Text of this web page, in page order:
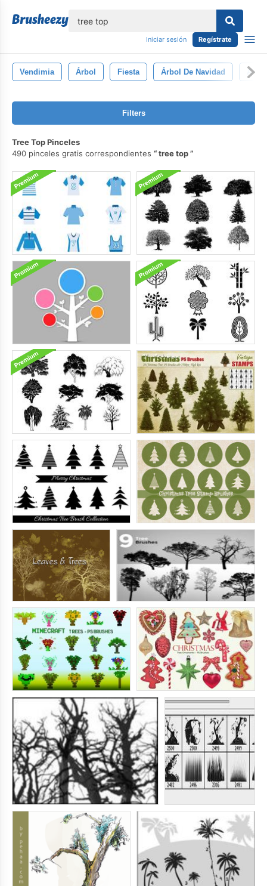
Iniciar sesión Regístrate
Vendimia Árbol Fiesta Árbol De Navidad
Filters
Tree Top Pinceles
490 pinceles gratis correspondientes
tree top